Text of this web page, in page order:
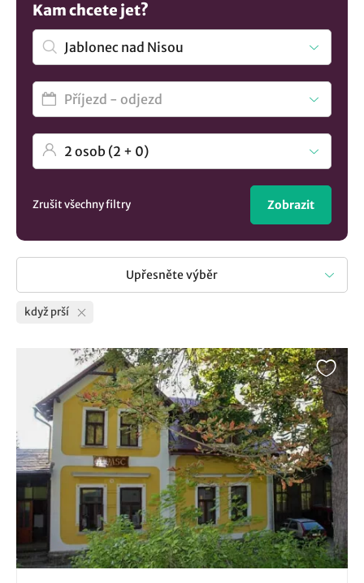
Kam chcete jet?
Zrušit všechny filtry Zobrazit
Upřesněte výběr
když prší